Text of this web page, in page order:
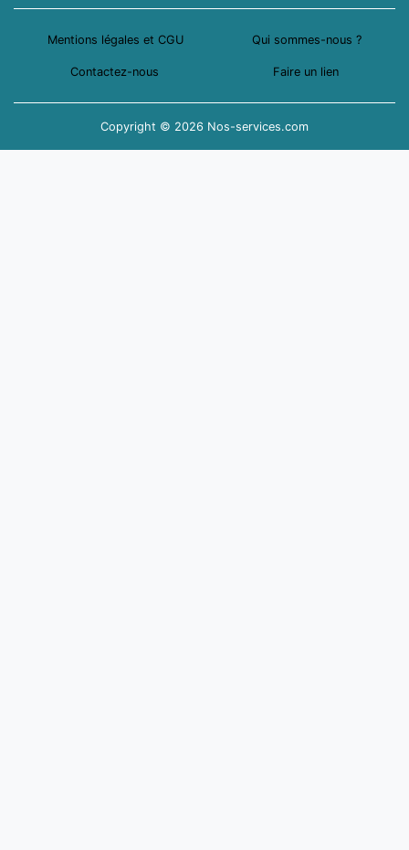
Mentions légales et CGU Qui sommes-nous ?
Contactez-nous Faire un lien
Copyright © 2026 Nos-services.com